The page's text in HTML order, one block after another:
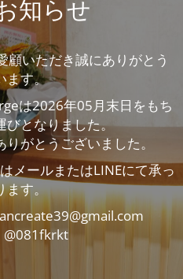
知らせ
いただき誠にありがとう
ます。
は2026年05月末日をもち
びとなりました。
がとうございました。
メールまたはLINEにて承っ
ます。
@081fkrkt